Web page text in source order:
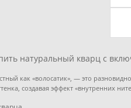
натуральный кварц с
как «волосатик», — это
создавая эффект «внутренних